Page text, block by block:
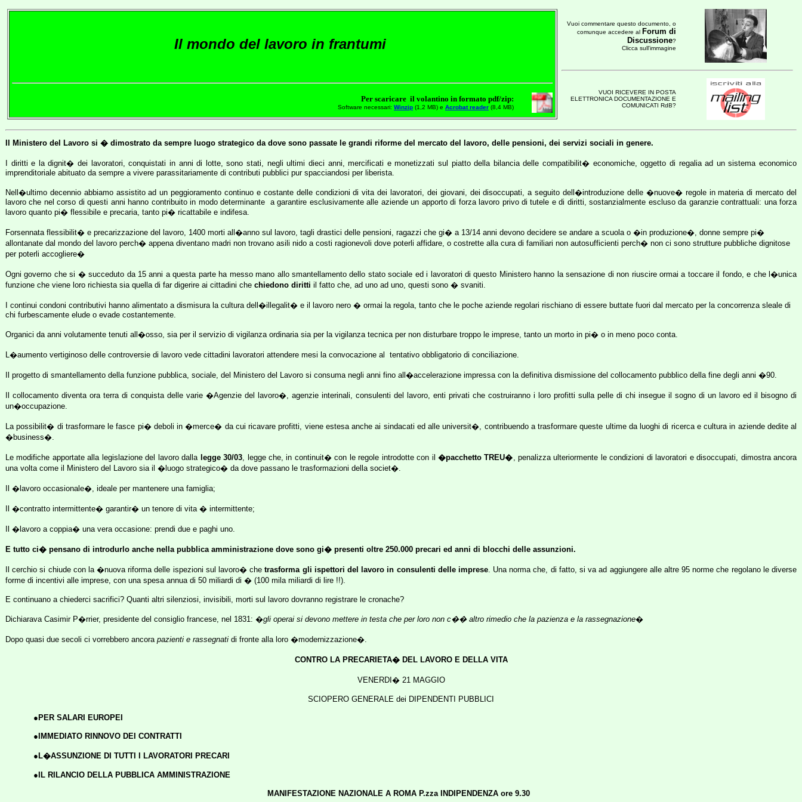
Il mondo del lavoro in frantumi
Per scaricare il volantino in formato pdf/zip:
Software necessari: Winzip (1,2 MB) e Acrobat reader (8,4 MB)
Vuoi commentare questo documento, o
comunque accedere al Forum di
Discussione?
Clicca sull'immagine
VUOI RICEVERE IN POSTA
ELETTRONICA DOCUMENTAZIONE E
COMUNICATI RdB?
Il Ministero del Lavoro si � dimostrato da sempre luogo strategico da dove sono passate le grandi riforme del mercato del lavoro, delle pensioni, dei servizi sociali in genere.
I diritti e la dignit� dei lavoratori, conquistati in anni di lotte, sono stati, negli ultimi dieci anni, mercificati e monetizzati sul piatto della bilancia delle compatibilit� economiche, oggetto di regalia ad un sistema economico
imprenditoriale abituato da sempre a vivere parassitariamente di contributi pubblici pur spacciandosi per liberista.
Nell�ultimo decennio abbiamo assistito ad un peggioramento continuo e costante delle condizioni di vita dei lavoratori, dei giovani, dei disoccupati, a seguito dell�introduzione delle �nuove� regole in materia di mercato del
lavoro che nel corso di questi anni hanno contribuito in modo determinante a garantire esclusivamente alle aziende un apporto di forza lavoro privo di tutele e di diritti, sostanzialmente escluso da garanzie contrattuali: una forza
lavoro quanto pi� flessibile e precaria, tanto pi� ricattabile e indifesa.
Forsennata flessibilit� e precarizzazione del lavoro, 1400 morti all�anno sul lavoro, tagli drastici delle pensioni, ragazzi che gi� a 13/14 anni devono decidere se andare a scuola o �in produzione�, donne sempre pi�
allontanate dal mondo del lavoro perch� appena diventano madri non trovano asili nido a costi ragionevoli dove poterli affidare, o costrette alla cura di familiari non autosufficienti perch� non ci sono strutture pubbliche dignitose
per poterli accogliere�
Ogni governo che si � succeduto da 15 anni a questa parte ha messo mano allo smantellamento dello stato sociale ed i lavoratori di questo Ministero hanno la sensazione di non riuscire ormai a toccare il fondo, e che l�unica
funzione che viene loro richiesta sia quella di far digerire ai cittadini che chiedono diritti il fatto che, ad uno ad uno, questi sono � svaniti.
I continui condoni contributivi hanno alimentato a dismisura la cultura dell�illegalit� e il lavoro nero � ormai la regola, tanto che le poche aziende regolari rischiano di essere buttate fuori dal mercato per la concorrenza sleale di
chi furbescamente elude o evade costantemente.
Organici da anni volutamente tenuti all�osso, sia per il servizio di vigilanza ordinaria sia per la vigilanza tecnica per non disturbare troppo le imprese, tanto un morto in pi� o in meno poco conta.
L�aumento vertiginoso delle controversie di lavoro vede cittadini lavoratori attendere mesi la convocazione al tentativo obbligatorio di conciliazione.
Il progetto di smantellamento della funzione pubblica, sociale, del Ministero del Lavoro si consuma negli anni fino all�accelerazione impressa con la definitiva dismissione del collocamento pubblico della fine degli anni �90.
Il collocamento diventa ora terra di conquista delle varie �Agenzie del lavoro�, agenzie interinali, consulenti del lavoro, enti privati che costruiranno i loro profitti sulla pelle di chi insegue il sogno di un lavoro ed il bisogno di
un�occupazione.
La possibilit� di trasformare le fasce pi� deboli in �merce� da cui ricavare profitti, viene estesa anche ai sindacati ed alle universit�, contribuendo a trasformare queste ultime da luoghi di ricerca e cultura in aziende dedite al
�business�.
Le modifiche apportate alla legislazione del lavoro dalla legge 30/03, legge che, in continuit� con le regole introdotte con il�pacchetto TREU�, penalizza ulteriormente le condizioni di lavoratori e disoccupati, dimostra ancora
una volta come il Ministero del Lavoro sia il �luogo strategico� da dove passano le trasformazioni della societ�.
Il �lavoro occasionale�, ideale per mantenere una famiglia;
Il �contratto intermittente� garantir� un tenore di vita � intermittente;
Il �lavoro a coppia� una vera occasione: prendi due e paghi uno.
E tutto ci� pensano di introdurlo anche nella pubblica amministrazione dove sono gi� presenti oltre 250.000 precari ed anni di blocchi delle assunzioni.
Il cerchio si chiude con la �nuova riforma delle ispezioni sul lavoro� chetrasforma gli ispettori del lavoro in consulenti delle imprese. Una norma che, di fatto, si va ad aggiungere alle altre 95 norme che regolano le diverse
forme di incentivi alle imprese, con una spesa annua di 50 miliardi di � (100 mila miliardi di lire !!).
E continuano a chiederci sacrifici? Quanti altri silenziosi, invisibili, morti sul lavoro dovranno registrare le cronache?
Dichiarava Casimir P�rrier, presidente del consiglio francese, nel 1831: �gli operai si devono mettere in testa che per loro non c�� altro rimedio che la pazienza e la rassegnazione�
Dopo quasi due secoli ci vorrebbero ancora pazienti e rassegnati di fronte alla loro �modernizzazione�.
CONTRO LA PRECARIETA� DEL LAVORO E DELLA VITA
VENERDI� 21 MAGGIO
SCIOPERO GENERALE dei DIPENDENTI PUBBLICI
●PER SALARI EUROPEI
●IMMEDIATO RINNOVO DEI CONTRATTI
●L�ASSUNZIONE DI TUTTI I LAVORATORI PRECARI
●IL RILANCIO DELLA PUBBLICA AMMINISTRAZIONE
MANIFESTAZIONE NAZIONALE A ROMA P.zza INDIPENDENZA ore 9.30